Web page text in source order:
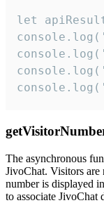
let
The asynchronous
JivoChat. Visitors are
number is displayed
to associate JivoChat